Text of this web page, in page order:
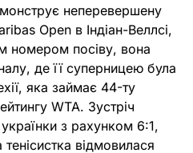
неперевершену
Open в Індіан-Веллсі,
номером посіву, вона
де її суперницею була
яка займає 44-ту
WTA. Зустріч
з рахунком 6:1,
відмовилася